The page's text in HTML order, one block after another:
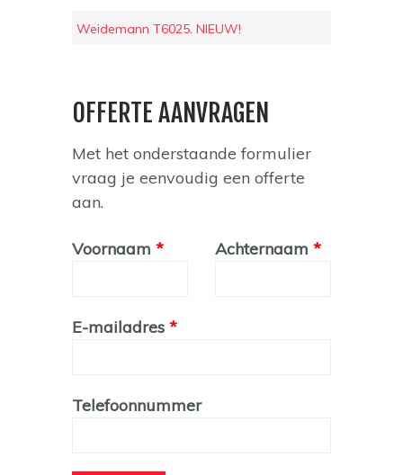
Weidemann T6025. NIEUW!
OFFERTE AANVRAGEN
Met het onderstaande formulier
vraag je eenvoudig een offerte
aan.
Leave
Voornaam Achternaam
E-mailadres
Telefoonnummer